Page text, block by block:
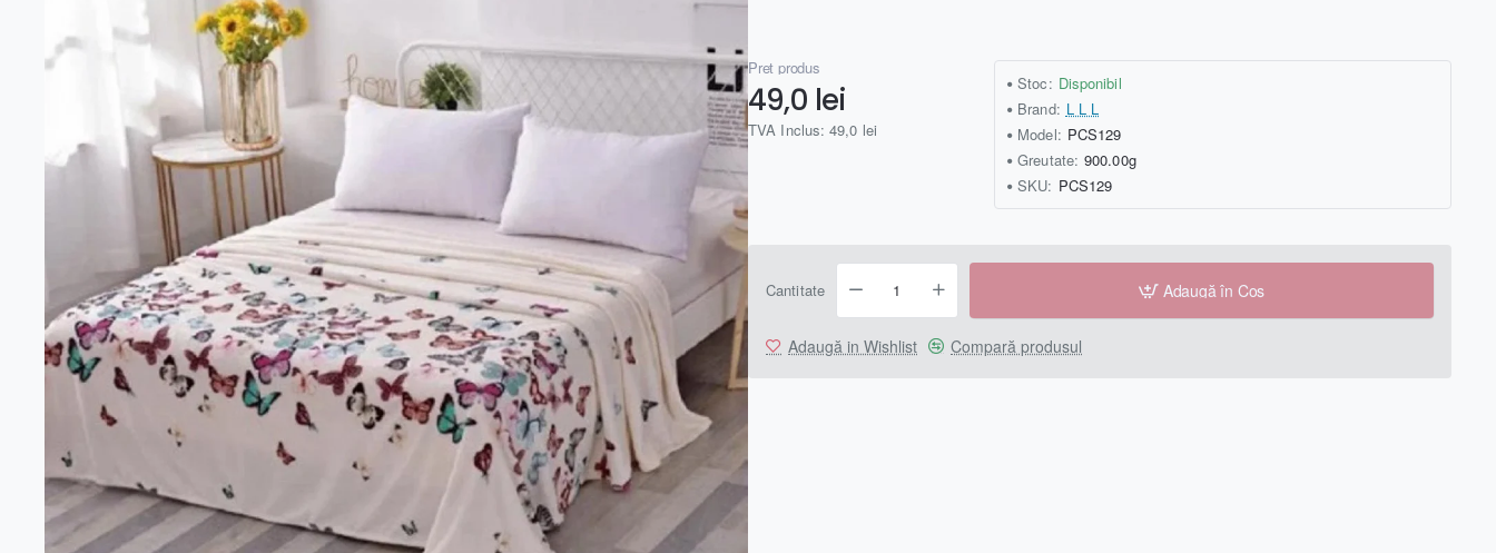
Preț produs
49,0 lei
TVA Inclus: 49,0 lei
Stoc: Disponibil
Brand: L L L
Model: PCS129
Greutate: 900.00g
SKU: PCS129
Cantitate Adaugă în Coş
Adaugă in Wishlist Compară produsul